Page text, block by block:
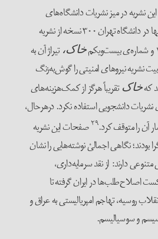
نشریه در میز نشریات دانشگاه‌های
مختلفی فروش رفته است. تنها در دانشگاه تهران ۳۰۰ نسخه از نشریه
خاک،تیراژ آن به
نشریه نیروهای امنیتی را گوش‌به‌زنگ
کهخاکتقریباً هرگز از کمک‌هزینه‌های
نشریات دانشجویی استفاده نکرد. درهرحال،
آن را متوقف کرد.۲۹صفحات این نشریه
بودند؛ نگاهی اجمالیْ نوشته‌هایی را نشان
دارند: از نقد سرمایه‌داری،
اصلاح‌طلب‌ها در ایران گرفته تا
روسیه، تهاجم امپریالیستی به عراق و
و سوسیالیسم.